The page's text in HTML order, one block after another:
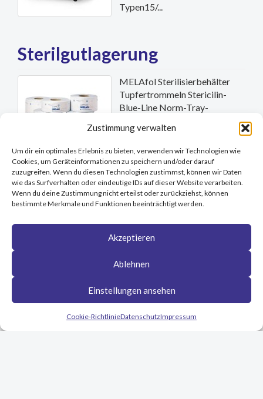
Zustimmung verwalten
Um dir ein optimales Erlebnis zu bieten, verwenden wir Technologien wie
Cookies, um Geräteinformationen zu speichern und/oder darauf
zuzugreifen. Wenn du diesen Technologien zustimmst, können wir Daten
wie das Surfverhalten oder eindeutige IDs auf dieser Website verarbeiten.
Wenn du deine Zustimmung nicht erteilst oder zurückziehst, können
bestimmte Merkmale und Funktionen beeinträchtigt werden.
Akzeptieren
Ablehnen
Einstellungen ansehen
Cookie-RichtlinieDatenschutzImpressum
Typen15/...
Sterilgutlagerung
MELAfol Sterilisierbehälter
Tupfertrommeln Stericilin-
Blue-Line Norm-Tray-
© SteriTec® Medizintechnik